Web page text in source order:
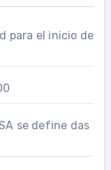
para el inicio de
se define das